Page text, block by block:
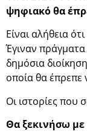
ψηφιακό θα
Είναι αλήθεια
Έγιναν
δημόσια
οποία θα
Οι ιστορίες που
Θα ξεκινήσω με